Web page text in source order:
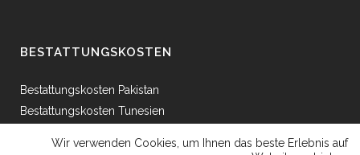
BESTATTUNGSKOSTEN
Bestattungskosten Pakistan
Bestattungskosten Tunesien
Wir verwenden Cookies, um Ihnen das beste Erlebnis auf